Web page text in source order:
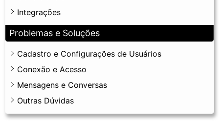
Integrações
Problemas e Soluções
Cadastro e Configurações de Usuários
Conexão e Acesso
Mensagens e Conversas
Outras Dúvidas